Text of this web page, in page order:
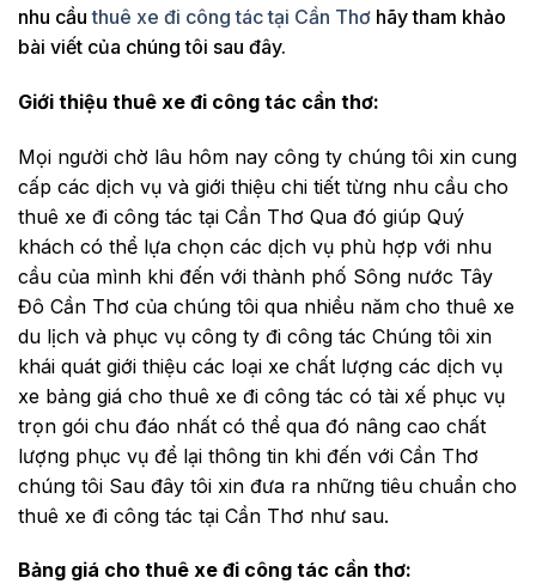
nhu cầuthuê xe đi công tác tại Cần Thơ hãy tham khảo
bài viết của chúng tôi sau đây.
Giới thiệu thuê xe đi công tác cần thơ:
Mọi người chờ lâu hôm nay công ty chúng tôi xin cung
cấp các dịch vụ và giới thiệu chi tiết từng nhu cầu cho
thuê xe đi công tác tại Cần Thơ Qua đó giúp Quý
khách có thể lựa chọn các dịch vụ phù hợp với nhu
cầu của mình khi đến với thành phố Sông nước Tây
Đô Cần Thơ của chúng tôi qua nhiều năm cho thuê xe
du lịch và phục vụ công ty đi công tác Chúng tôi xin
khái quát giới thiệu các loại xe chất lượng các dịch vụ
xe bảng giá cho thuê xe đi công tác có tài xế phục vụ
trọn gói chu đáo nhất có thể qua đó nâng cao chất
lượng phục vụ để lại thông tin khi đến với Cần Thơ
chúng tôi Sau đây tôi xin đưa ra những tiêu chuẩn cho
thuê xe đi công tác tại Cần Thơ như sau.
Bảng giá cho thuê xe đi công tác cần thơ: